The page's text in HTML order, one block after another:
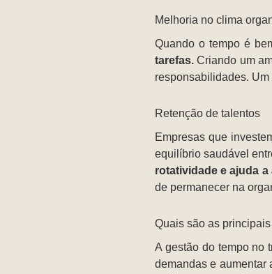
Melhoria no clima
Quando o tempo é
tarefas. Criando um
responsabilidades.
Retenção de talentos
Empresas que
equilíbrio saudável
rotatividade e ajuda
de permanecer na
Quais são as
A gestão do tempo no
demandas e aumentar